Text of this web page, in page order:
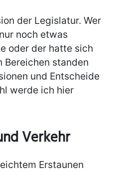
der Legislatur. Wer
noch etwas
oder der hatte sich
Bereichen standen
und Entscheide
werde ich hier
Verkehr
Erstaunen